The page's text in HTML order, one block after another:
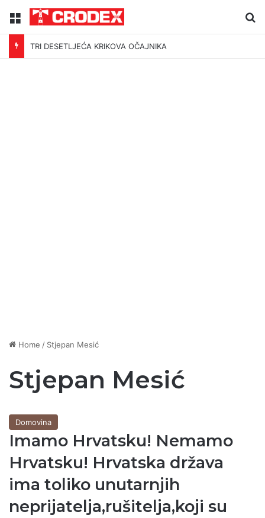
Menu
TRI DESETLJEĆA KRIKOVA OČAJNIKA
Home / Stjepan Mesić
Stjepan Mesić
Domovina
Imamo Hrvatsku! Nemamo
Hrvatsku! Hrvatska država
ima toliko unutarnjih
neprijatelja,rušitelja,koji su